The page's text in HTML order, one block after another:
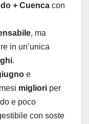
+ Cuenca con
, ma
in un’unica
.
e
migliori per
e poco
con soste